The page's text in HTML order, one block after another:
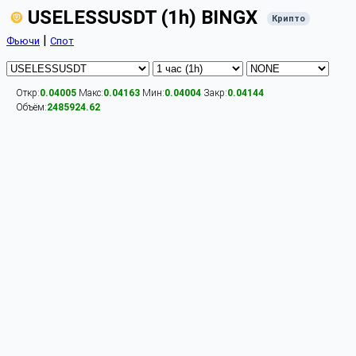
USELESSUSDT (1h) BINGX Крипто
Фьючи | Спот
Откр:0.04005 Макс:0.04163 Мин:0.04004 Закр:0.04144
Объём:2485924.62